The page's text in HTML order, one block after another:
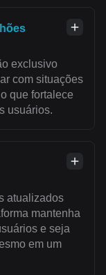
exclusivo
com situações
que fortalece
usuários.
atualizados
mantenha
e seja
em um